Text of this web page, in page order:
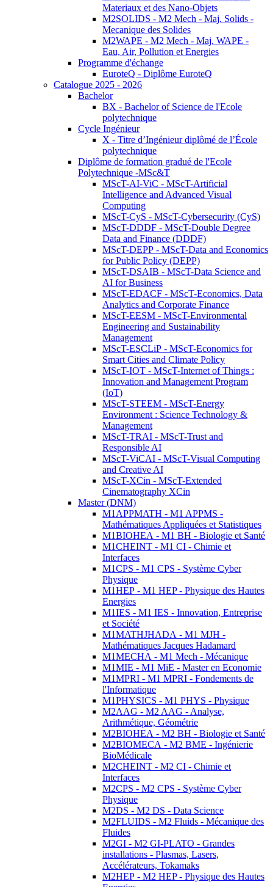
Materiaux et des Nano-Objets
M2SOLIDS - M2 Mech - Maj. Solids -
Mecanique des Solides
M2WAPE - M2 Mech - Maj. WAPE -
Eau, Air, Pollution et Energies
Programme d'échange
EuroteQ - Diplôme EuroteQ
Catalogue 2025 - 2026
Bachelor
BX - Bachelor of Science de l'Ecole
polytechnique
Cycle Ingénieur
X - Titre d’Ingénieur diplômé de l’École
polytechnique
Diplôme de formation gradué de l'Ecole
Polytechnique -MSc&T
MScT-AI-ViC - MScT-Artificial
Intelligence and Advanced Visual
Computing
MScT-CyS - MScT-Cybersecurity (CyS)
MScT-DDDF - MScT-Double Degree
Data and Finance (DDDF)
MScT-DEPP - MScT-Data and Economics
for Public Policy (DEPP)
MScT-DSAIB - MScT-Data Science and
AI for Business
MScT-EDACF - MScT-Economics, Data
Analytics and Corporate Finance
MScT-EESM - MScT-Environmental
Engineering and Sustainability
Management
MScT-ESCLiP - MScT-Economics for
Smart Cities and Climate Policy
MScT-IOT - MScT-Internet of Things :
Innovation and Management Program
(IoT)
MScT-STEEM - MScT-Energy
Environment : Science Technology &
Management
MScT-TRAI - MScT-Trust and
Responsible AI
MScT-ViCAI - MScT-Visual Computing
and Creative AI
MScT-XCin - MScT-Extended
Cinematography XCin
Master (DNM)
M1APPMATH - M1 APPMS -
Mathématiques Appliquées et Statistiques
M1BIOHEA - M1 BH - Biologie et Santé
M1CHEINT - M1 CI - Chimie et
Interfaces
M1CPS - M1 CPS - Système Cyber
Physique
M1HEP - M1 HEP - Physique des Hautes
Energies
M1IES - M1 IES - Innovation, Entreprise
et Société
M1MATHJHADA - M1 MJH -
Mathématiques Jacques Hadamard
M1MECHA - M1 Mech - Mécanique
M1MIE - M1 MiE - Master en Economie
M1MPRI - M1 MPRI - Fondements de
l'Informatique
M1PHYSICS - M1 PHYS - Physique
M2AAG - M2 AAG - Analyse,
Arithmétique, Géométrie
M2BIOHEA - M2 BH - Biologie et Santé
M2BIOMECA - M2 BME - Ingénierie
BioMédicale
M2CHEINT - M2 CI - Chimie et
Interfaces
M2CPS - M2 CPS - Système Cyber
Physique
M2DS - M2 DS - Data Science
M2FLUIDS - M2 Fluids - Mécanique des
Fluides
M2GI - M2 GI-PLATO - Grandes
installations - Plasmas, Lasers,
Accélérateurs, Tokamaks
M2HEP - M2 HEP - Physique des Hautes